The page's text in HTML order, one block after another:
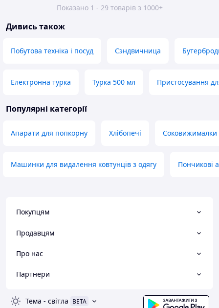
Показано 1 - 29 товарів з 1000+
Дивись також
Побутова техніка і посуд Сэндвичница
Електронна турка Турка 500 мл Пристосування
Популярні категорії
Апарати для попкорну Хлібопечі Соковижималки
Машинки для видалення ковтунців з одягу Пончикові
Покупцям
Продавцям
Про нас
Партнери
Тема - світла BETA